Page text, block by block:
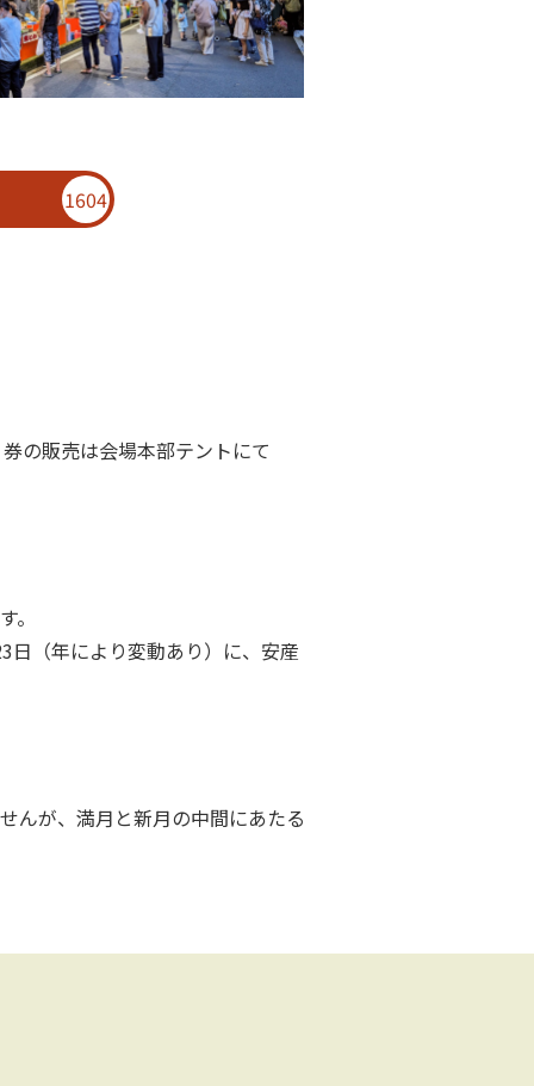
1604
の販売は会場本部テントにて
。
日（年により変動あり）に、安産
んが、満月と新月の中間にあたる